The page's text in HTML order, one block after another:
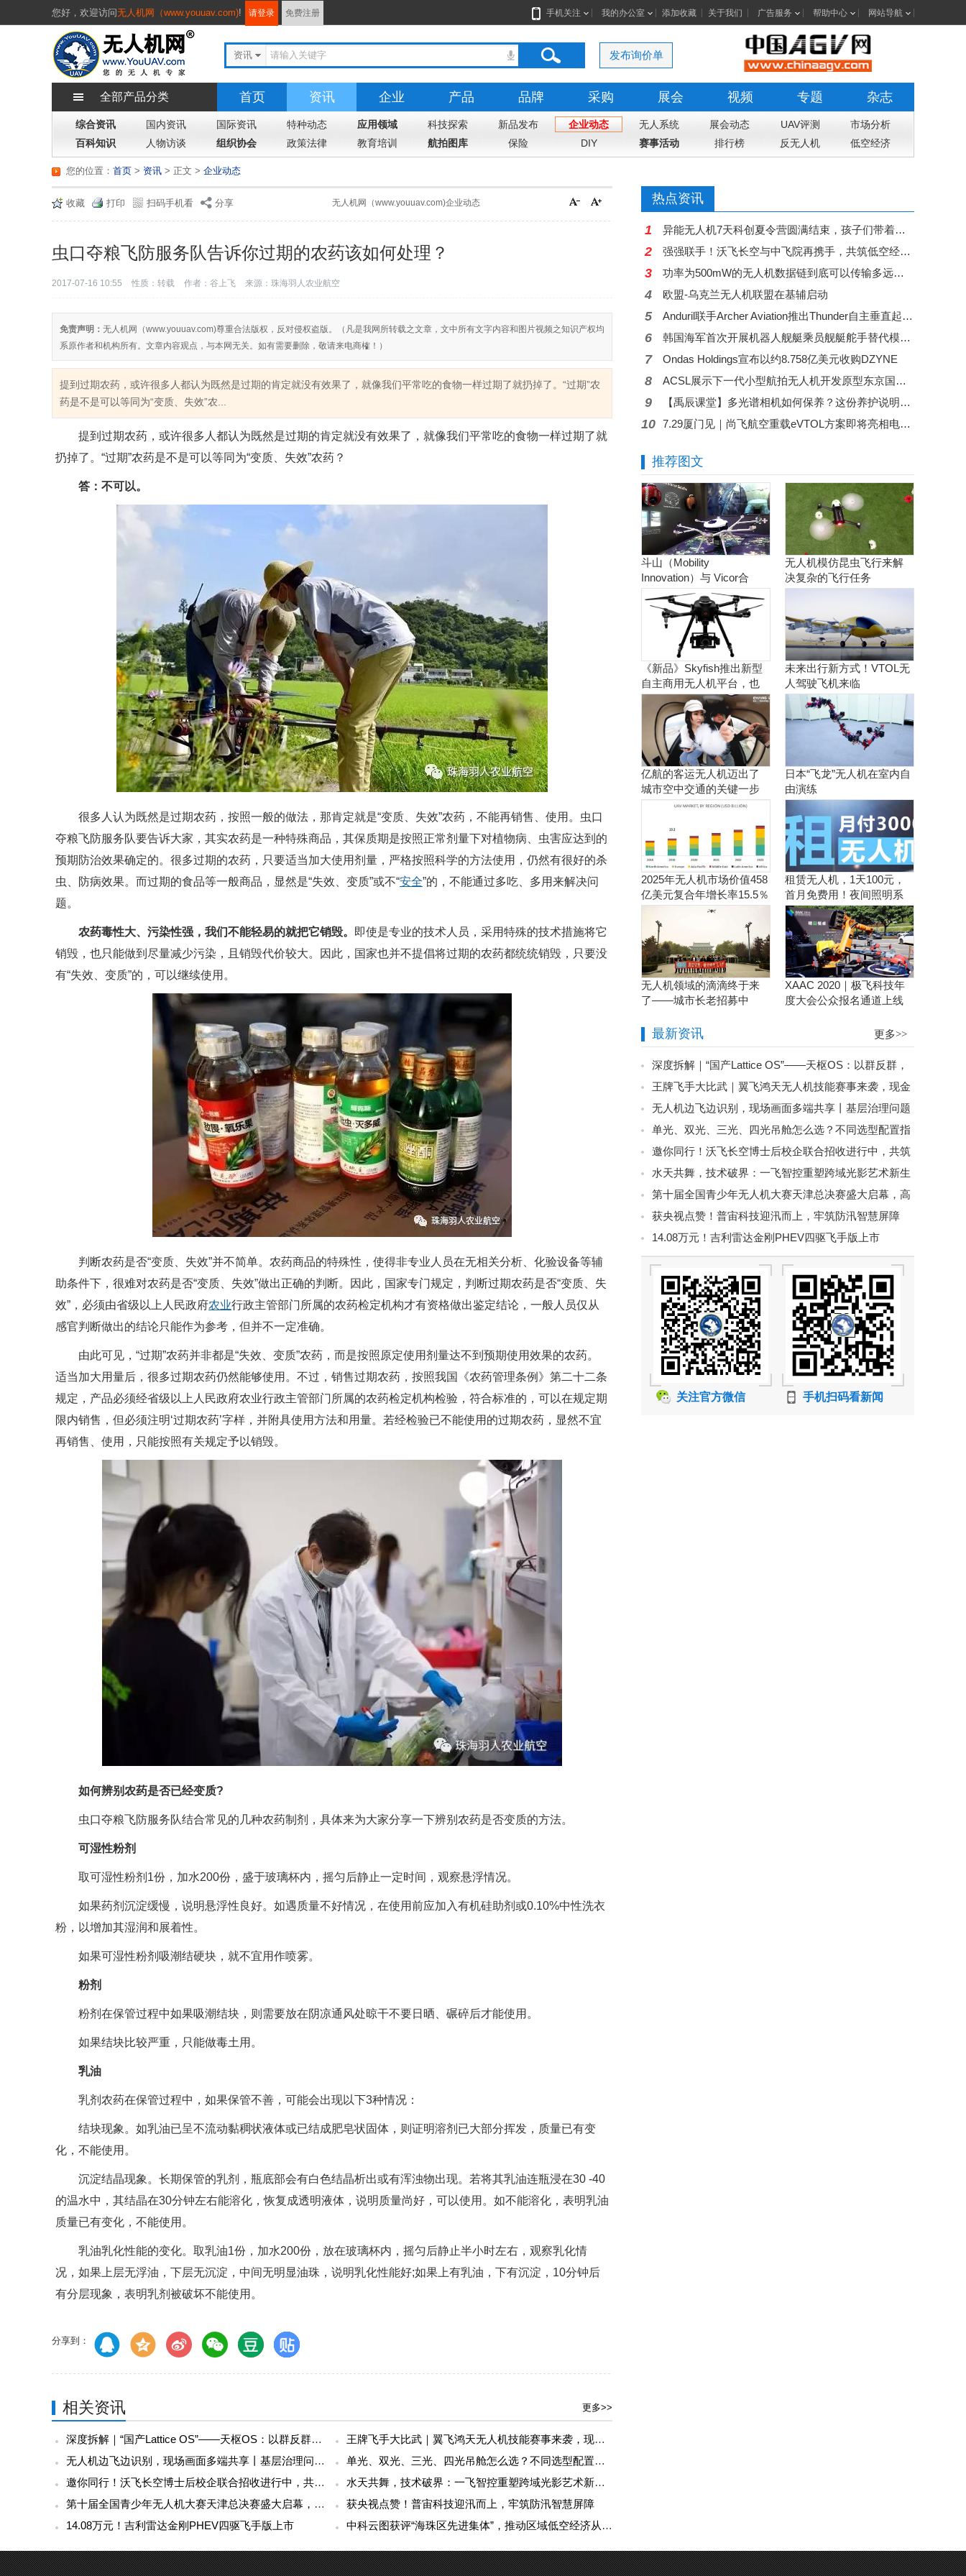
您好， 欢迎访问无人机网（www.youuav.com)! 请登录 免费注册 手机关注 我的办公室 添加收藏 关于我们 广告服务 帮助中心 网站导航
资讯 发布询价单
全部产品分类 首页 资讯 企业 产品 品牌 采购 展会 视频 专题 杂志
综合资讯 国内资讯 国际资讯 特种动态 应用领域 科技探索 新品发布 企业动态 无人系统 展会动态 UAV评测
市场分析
百科知识
人物访谈 组织协会 政策法律 教育培训 航拍图库 保险 DIY 赛事活动 排行榜 反无人机 低空经济
您的位置： 首页 > 资讯 > 企业动态
> 正文
收藏 打印 扫码手机看 分享 无人机网（www.youuav.com)企业动态
虫口夺粮飞防服务队告诉你过期的农药该如何处理？
2017-07-16 10:55 性质：转载 作者：谷上飞 来源：珠海羽人农业航空
免责声明： 无人机网（www.youuav.com)尊重合法版权，反对侵权盗版。（凡是我网所转载之文章，文中所有文字内容和图片视频之知识产权均
系原作者和机构所有。文章内容观点，与本网无关。如有需要删除，敬请来电商榷！）
提到过期农药，或许很多人都认为既然是过期的肯定就没有效果了，就像我们平常吃的食物一样过期了就扔掉了。“过期”农
药是不是可以等同为“变质、失效”农...
提到过期农药，或许很多人都认为既然是过期的肯定就没有效果了，就像我们平常吃的食物一样过期了就
扔掉了。“过期”农药是不是可以等同为“变质、失效”农药？
答：不可以。
很多人认为既然是过期农药，按照一般的做法，那肯定就是“变质、失效”农药，不能再销售、使用。虫口
夺粮飞防服务队要告诉大家，其实农药是一种特殊商品，其保质期是按照正常剂量下对植物病、虫害应达到的
预期防治效果确定的。很多过期的农药，只要适当加大使用剂量，严格按照科学的方法使用，仍然有很好的杀
虫、防病效果。而过期的食品等一般商品，显然是“失效、变质”或不“安全”的，不能通过多吃、多用来解决问
题。
农药毒性大、污染性强，我们不能轻易的就把它销毁。
即使是专业的技术人员，采用特殊的技术措施将它
销毁，也只能做到尽量减少污染，且销毁代价较大。因此，国家也并不提倡将过期的农药都统统销毁，只要没
有“失效、变质”的，可以继续使用。
判断农药是否“变质、失效”并不简单。农药商品的特殊性，使得非专业人员在无相关分析、化验设备等辅
助条件下，很难对农药是否“变质、失效”做出正确的判断。因此，国家专门规定，判断过期农药是否“变质、失
效”，必须由省级以上人民政府农业行政主管部门所属的农药检定机构才有资格做出鉴定结论，一般人员仅从
感官判断做出的结论只能作为参考，但并不一定准确。
由此可见，“过期”农药并非都是“失效、变质”农药，而是按照原定使用剂量达不到预期使用效果的农药。
适当加大用量后，很多过期农药仍然能够使用。不过，销售过期农药，按照我国《农药管理条例》第二十二条
规定，产品必须经省级以上人民政府农业行政主管部门所属的农药检定机构检验，符合标准的，可以在规定期
限内销售，但必须注明‘过期农药’字样，并附具使用方法和用量。若经检验已不能使用的过期农药，显然不宜
再销售、使用，只能按照有关规定予以销毁。
如何辨别农药是否已经变质?
虫口夺粮飞防服务队结合常见的几种农药制剂，具体来为大家分享一下辨别农药是否变质的方法。
可湿性粉剂
取可湿性粉剂1份，加水200份，盛于玻璃杯内，摇匀后静止一定时间，观察悬浮情况。
如果药剂沉淀缓慢，说明悬浮性良好。如遇质量不好情况，在使用前应加入有机硅助剂或0.10%中性洗衣
粉，以增加其湿润和展着性。
如果可湿性粉剂吸潮结硬块，就不宜用作喷雾。
粉剂
粉剂在保管过程中如果吸潮结块，则需要放在阴凉通风处晾干不要日晒、碾碎后才能使用。
如果结块比较严重，只能做毒土用。
乳油
乳剂农药在保管过程中，如果保管不善，可能会出现以下3种情况：
结块现象。如乳油已呈不流动黏稠状液体或已结成肥皂状固体，则证明溶剂已大部分挥发，质量已有变
化，不能使用。
沉淀结晶现象。长期保管的乳剂，瓶底部会有白色结晶析出或有浑浊物出现。若将其乳油连瓶浸在30 -40
的温水中，其结晶在30分钟左右能溶化，恢复成透明液体，说明质量尚好，可以使用。如不能溶化，表明乳油
质量已有变化，不能使用。
乳油乳化性能的变化。取乳油1份，加水200份，放在玻璃杯内，摇匀后静止半小时左右，观察乳化情
况，如果上层无浮油，下层无沉淀，中间无明显油珠，说明乳化性能好;如果上有乳油，下有沉淀，10分钟后
有分层现象，表明乳剂被破坏不能使用。
分享到：
相关资讯 更多>>
深度拆解｜“国产Lattice OS”——天枢OS：以群反群，构建中国自主低空反无人机蜂群作战体系
王牌飞手大比武｜翼飞鸿天无人机技能赛事来袭，现金大奖等你来拿
无人机边飞边识别，现场画面多端共享丨基层治理问题秒级响应
单光、双光、三光、四光吊舱怎么选？不同选型配置指南请查收
邀你同行！沃飞长空博士后校企联合招收进行中，共筑低空人才高地
水天共舞，技术破界：一飞智控重塑跨域光影艺术新生态
第十届全国青少年无人机大赛天津总决赛盛大启幕，高巨创新五大核心赛项赋能科创舞台
获央视点赞！普宙科技迎汛而上，牢筑防汛智慧屏障
14.08万元！吉利雷达金刚PHEV四驱飞手版上市
中科云图获评“海珠区先进集体”，推动区域低空经济从示范走向常态
热点资讯
1 异能无人机7天科创夏令营圆满结束，孩子们带着科技梦想和成长收获返程
2 强强联手！沃飞长空与中飞院再携手，共筑低空经济安全底座
3 功率为500mW的无人机数据链到底可以传输多远距离？
4 欧盟-乌克兰无人机联盟在基辅启动
5 Anduril联手Archer Aviation推出Thunder自主垂直起降平台
6 韩国海军首次开展机器人舰艇乘员舰艇舵手替代模拟实验
7 Ondas Holdings宣布以约8.758亿美元收购DZYNE
8 ACSL展示下一代小型航拍无人机开发原型东京国际无人机展
9 【禹辰课堂】多光谱相机如何保养？这份养护说明请收好
10 7.29厦门见｜尚飞航空重载eVTOL方案即将亮相电力智能新型施工装备展
推荐图文
斗山（Mobility
Innovation）与 Vicor合
作。实现商用氢燃料电池
无人机
无人机模仿昆虫飞行来解
决复杂的飞行任务
《新品》Skyfish推出新型
自主商用无人机平台，也
可搭载Sony Alpha相机
未来出行新方式！VTOL无
人驾驶飞机来临
亿航的客运无人机迈出了
城市空中交通的关键一步
日本“飞龙”无人机在室内自
由演练
2025年无人机市场价值458
亿美元复合年增长率15.5％
租赁无人机，1天100元，
首月免费用！夜间照明系
统施工、抢险、应急救援
利器！
无人机领域的滴滴终于来
了——城市长老招募中
XAAC 2020｜极飞科技年
度大会公众报名通道上线
最新资讯 更多>>
深度拆解｜“国产Lattice OS”——天枢OS：以群反群，
构建中国自主低空反无人机蜂群作战体系
王牌飞手大比武｜翼飞鸿天无人机技能赛事来袭，现金
大奖等你来拿
无人机边飞边识别，现场画面多端共享丨基层治理问题
秒级响应
单光、双光、三光、四光吊舱怎么选？不同选型配置指
南请查收
邀你同行！沃飞长空博士后校企联合招收进行中，共筑
低空人才高地
水天共舞，技术破界：一飞智控重塑跨域光影艺术新生
态 第十届全国青少年无人机大赛天津总决赛盛大启幕，高
巨创新五大核心赛项赋能科创舞台
获央视点赞！普宙科技迎汛而上，牢筑防汛智慧屏障
14.08万元！吉利雷达金刚PHEV四驱飞手版上市
关注官方微信 手机扫码看新闻